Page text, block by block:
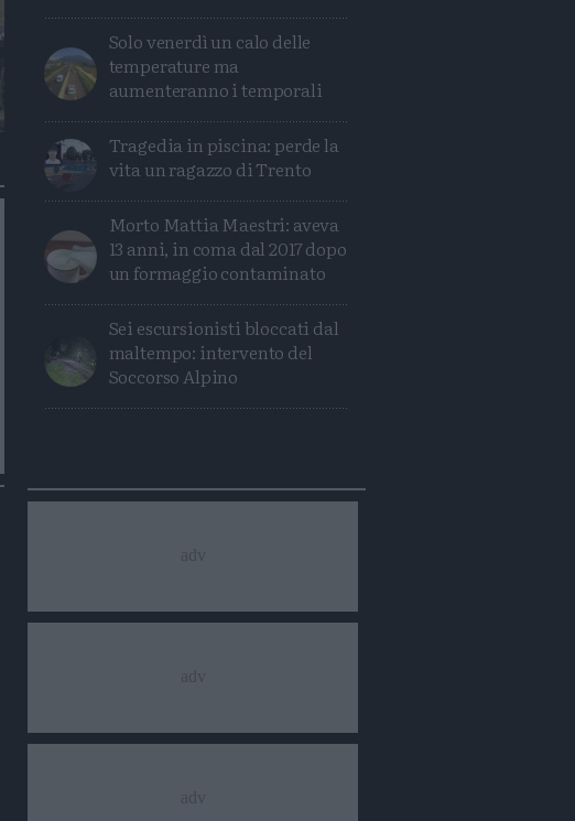
Solo venerdì un calo delle
temperature ma
aumenteranno i temporali
Tragedia in piscina: perde la
vita un ragazzo di Trento
Morto Mattia Maestri: aveva
13 anni, in coma dal 2017 dopo
un formaggio contaminato
Sei escursionisti bloccati dal
maltempo: intervento del
Soccorso Alpino